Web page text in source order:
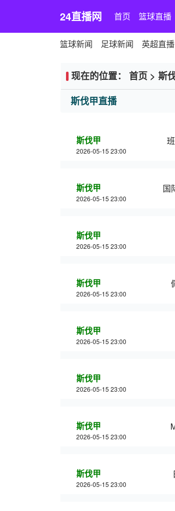
24直播网 首页 篮球直播
篮球新闻 足球新闻 英超直播
现在的位置： 首页 > 斯
斯伐甲直播
斯伐甲
2026-05-15 23:00
斯伐甲
2026-05-15 23:00
国
斯伐甲
2026-05-15 23:00
斯伐甲
2026-05-15 23:00
斯伐甲
2026-05-15 23:00
斯伐甲
2026-05-15 23:00
斯伐甲
2026-05-15 23:00
斯伐甲
2026-05-15 23:00